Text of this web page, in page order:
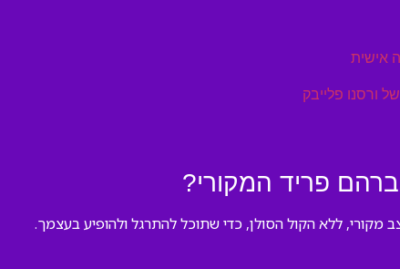
אישית
ורסנו פלייבק
פריד המקורי?
מקורי, ללא הקול הסולן, כדי שתוכל להתרגל ולהופיע בעצמך.